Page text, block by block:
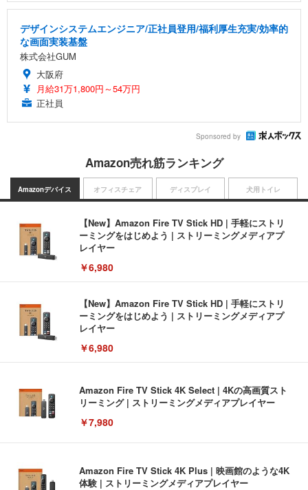
デザインシステムエンジニア/正社員登用/福利厚生充実/効率的
な画面実装基盤
株式会社GUM
大阪府
月給31万1,800円～54万円
正社員
Sponsored by
Amazon売れ筋ランキング
Amazonデバイス
【New】Amazon Fire TV Stick HD | 手軽にストリ
ーミングをはじめよう | ストリーミングメディアプ
レイヤー
￥6,980
【New】Amazon Fire TV Stick HD | 手軽にストリ
ーミングをはじめよう | ストリーミングメディアプ
レイヤー
￥6,980
Amazon Fire TV Stick 4K Select | 4Kの高画質スト
リーミング | ストリーミングメディアプレイヤー
￥7,980
Amazon Fire TV Stick 4K Plus | 映画館のような4K
体験 | ストリーミングメディアプレイヤー
オフィスチェア ディスプレイ 犬用トイレ